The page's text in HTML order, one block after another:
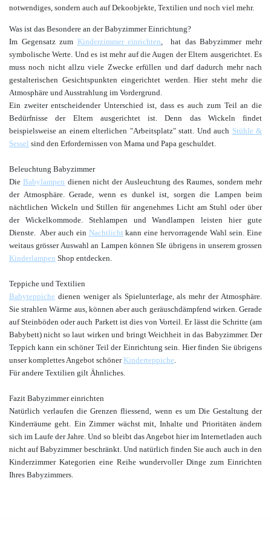
notwendiges, sondern auch auf Dekoobjekte, Textilien und noch viel mehr.
Was ist das Besondere an der Babyzimmer Einrichtung?
Im Gegensatz zum Kinderzimmer einrichten , hat das Babyzimmer mehr
symbolische Werte. Und es ist mehr auf die Augen der Eltern ausgerichtet. Es
muss noch nicht allzu viele Zwecke erfüllen und darf dadurch mehr nach
gestalterischen Gesichtspunkten eingerichtet werden. Hier steht mehr die
Atmosphäre und Ausstrahlung im Vordergrund.
Ein zweiter entscheidender Unterschied ist, dass es auch zum Teil an die
Bedürfnisse der Eltern ausgerichtet ist. Denn das Wickeln findet
beispielsweise an einem elterlichen "Arbeitsplatz" statt. Und auch Stühle &
Sessel sind den Erfordernissen von Mama und Papa geschuldet.
Beleuchtung Babyzimmer
DieBabylampen dienen nicht der Ausleuchtung des Raumes, sondern mehr
der Atmosphäre. Gerade, wenn es dunkel ist, sorgen die Lampen beim
nächtlichen Wickeln und Stillen für angenehmes Licht am Stuhl oder über
der Wickelkommode. Stehlampen und Wandlampen leisten hier gute
Dienste. Aber auch ein Nachtlicht kann eine hervorragende Wahl sein. Eine
weitaus grösser Auswahl an Lampen können SIe übrigens in unserem grossen
Kinderlampen Shop entdecken.
Teppiche und Textilien
Babyteppiche dienen weniger als Spielunterlage, als mehr der Atmosphäre.
Sie strahlen Wärme aus, können aber auch geräuschdämpfend wirken. Gerade
auf Steinböden oder auch Parkett ist dies von Vorteil. Er lässt die Schritte (am
Babybett) nicht so laut wirken und bringt Weichheit in das Babyzimmer. Der
Teppich kann ein schöner Teil der Einrichtung sein. Hier finden Sie übrigens
unser komplettes Angebot schönerKinderteppiche
Für andere Textilien gilt Ähnliches.
Fazit Babyzimmer einrichten
Natürlich verlaufen die Grenzen fliessend, wenn es um Die Gestaltung der
Kinderräume geht. Ein Zimmer wächst mit, Inhalte und Prioritäten ändern
sich im Laufe der Jahre. Und so bleibt das Angebot hier im Internetladen auch
nicht auf Babyzimmer beschränkt. Und natürlich finden Sie auch auch in den
Kinderzimmer Kategorien eine Reihe wundervoller Dinge zum Einrichten
Ihres Babyzimmers.